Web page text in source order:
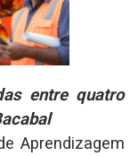
entre quatro
Aprendizagem